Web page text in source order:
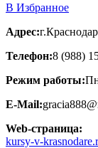
В Избранное
Адрес:
Телефон:8 (988)
Режим работы:
E-Mail:
Web-страница:
kursy-v-